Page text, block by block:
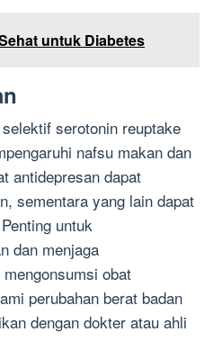
untuk Diabetes
serotonin reuptake
nafsu makan dan
antidepresan dapat
sementara yang lain dapat
untuk
dan menjaga
obat
perubahan berat badan
dengan dokter atau ahli